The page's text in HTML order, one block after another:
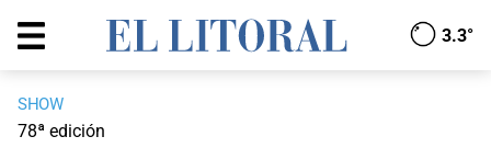
3.3°
SHOW
78ª edición